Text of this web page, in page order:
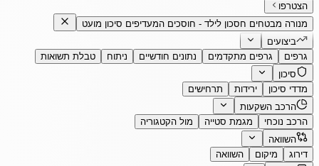
הצטרפו
מנורה מבטחים חסכון לילד - חוסכים המעדיפים סיכון מועט
ביצועים
גרפים
גרפים מתקדמים נתונים חודשיים ניתוח
טבלת תשואות
סיכון
מדדי סיכון
ירידות
תרחישים
הרכב השקעות
הרכב נוכחי
מגמת סטייה
מול הקטגוריה
השוואה
דירוג
מיקום
השוואה